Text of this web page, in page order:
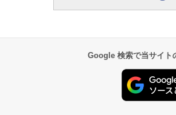
Google 検索で当サイト